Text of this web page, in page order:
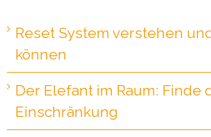
Reset System verstehen
können
Der Elefant im Raum: Finde
Einschränkung